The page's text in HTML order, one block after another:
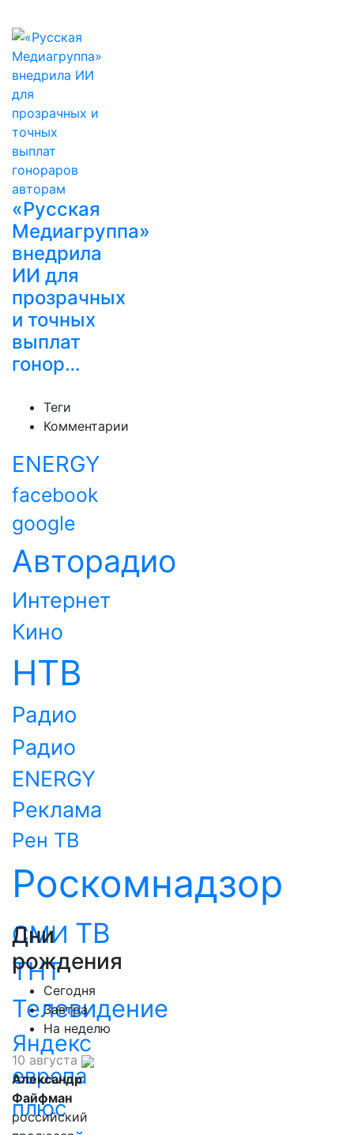
«Русская
Медиагруппа»
внедрила
ИИ для
прозрачных
и точных
выплат
гонор…
Теги
Комментарии
ENERGY
facebook
google
Авторадио
Интернет
Кино
НТВ
Радио
Радио
ENERGY
Реклама
Рен ТВ
Роскомнадзор
СМИ ТВ
ТНТ
Телевидение
Яндекс
европа
плюс
Дни
рождения
Сегодня
Завтра
На неделю
10 августа
Александр
Файфман
российский